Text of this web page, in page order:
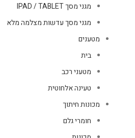
מגני מסך IPAD / TABLET
מגני מסך עדשות מצלמה מלא
מטענים
בית
מטעני רכב
טעינה אלחוטית
מכונות חיתוך
חומרי גלם